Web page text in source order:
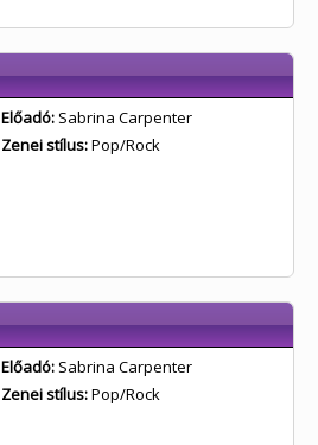
Előadó: Sabrina Carpenter
Zenei stílus:Pop/Rock
Előadó: Sabrina Carpenter
Zenei stílus:Pop/Rock